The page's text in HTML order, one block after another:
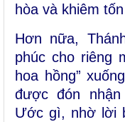
hòa và khiêm
Hơn nữa,
phúc cho riêng
hoa hồng”
được đón
Ước gì, nhờ lời